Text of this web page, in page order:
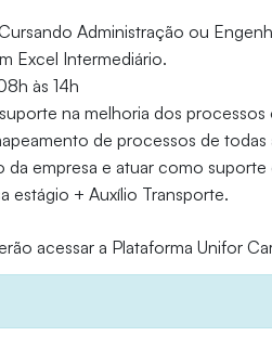
Administração ou
Excel Intermediário.
às 14h
na melhoria dos
de processos de
da empresa e atuar como
estágio + Auxílio Transporte.
acessar a Plataforma Unifor